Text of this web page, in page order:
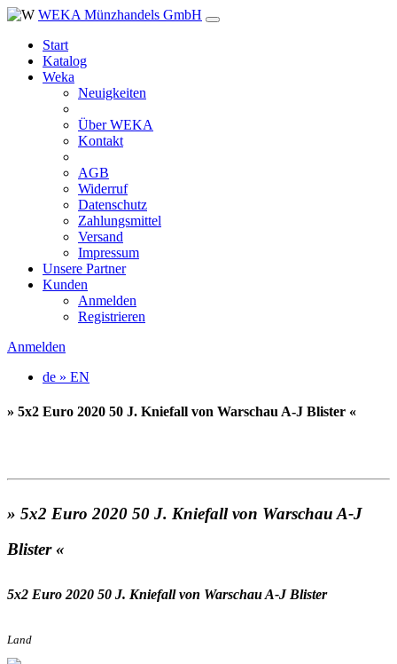
WEKA Münzhandels GmbH
Start
Katalog
Weka
Neuigkeiten
Über WEKA
Kontakt
AGB
Widerruf
Datenschutz
Zahlungsmittel
Versand
Impressum
Unsere Partner
Kunden
Anmelden
Registrieren
Anmelden
de » EN
» 5x2 Euro 2020 50 J. Kniefall von Warschau A-J Blister «
» 5x2 Euro 2020 50 J. Kniefall von Warschau A-J
Blister «
5x2 Euro 2020 50 J. Kniefall von Warschau A-J Blister
Land